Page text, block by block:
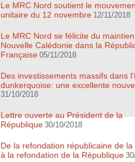
Le MRC Nord soutient le
unitaire du 12 novembre 12/11/2018
Le MRC Nord se félicite du
Nouvelle Calédonie dans la
Française 05/11/2018
Des investissements massifs dans
dunkerquoise: une excellente
31/10/2018
Lettre ouverte au Président de la
République 30/10/2018
De la refondation républicaine de la
à la refondation de la République